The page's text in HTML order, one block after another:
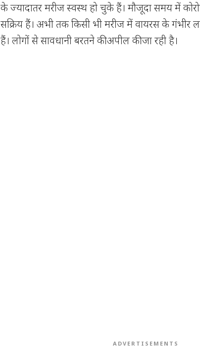
के ज्यादातर मरीज स्वस्थ हो चुके हैं। मौजूदा समय में
सक्रिय हैं। अभी तक किसी भी मरीज में वायरस के गंभीर
हैं। लोगों से सावधानी बरतने की अपील की जा रही है।
ADVERTISEMENTS